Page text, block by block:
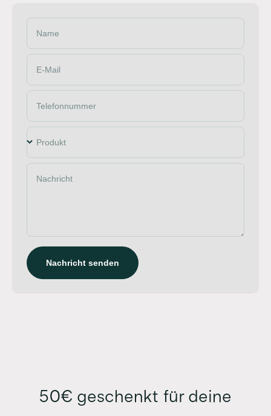
Name
E-Mail
Telefonnummer
Produkt
Nachricht
Nachricht senden
50€ geschenkt für deine